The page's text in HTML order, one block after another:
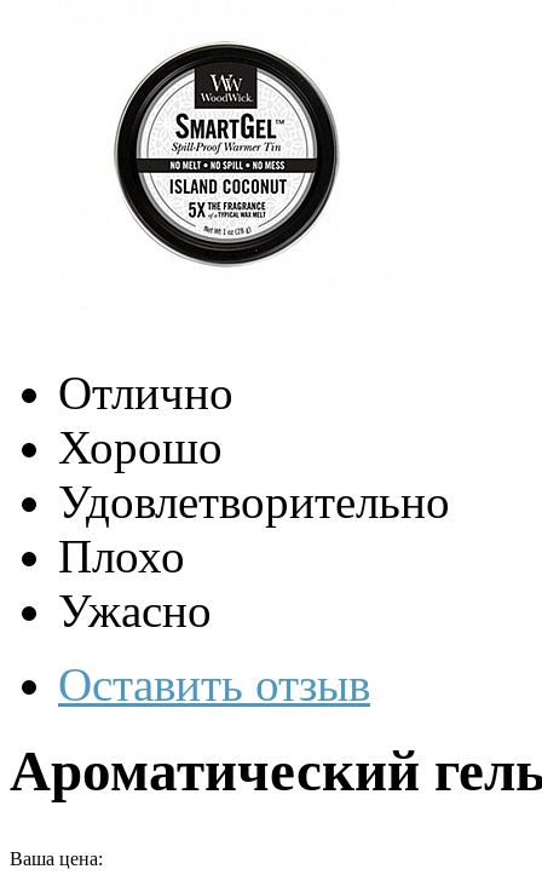
Отлично
Хорошо
Удовлетворительно
Плохо
Ужасно
Оставить отзыв
Ароматический
Ваша цена: